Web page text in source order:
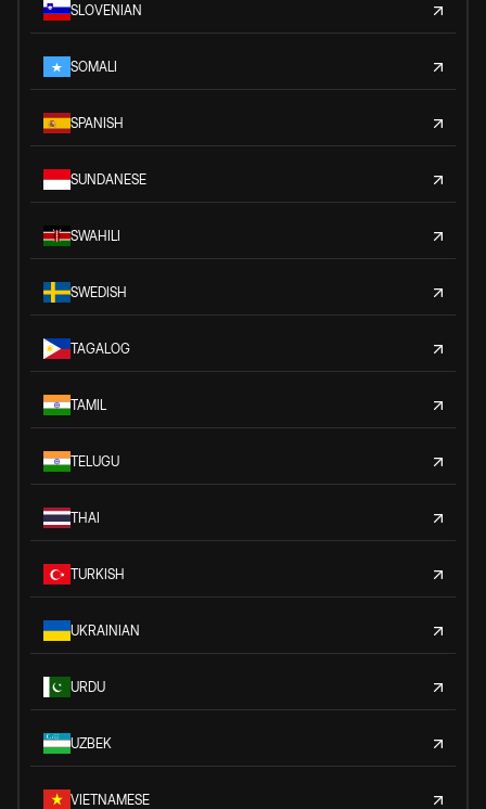
SLOVENIAN
SOMALI
SPANISH
SUNDANESE
SWAHILI
SWEDISH
TAGALOG
TAMIL
TELUGU
THAI
TURKISH
UKRAINIAN
URDU
UZBEK
VIETNAMESE